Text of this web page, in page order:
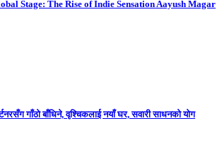
Stage: The Rise of Indie Sensation Aayush Magar
गाँठो बाँधिने, वृश्चिकलाई नयाँ घर, सवारी साधनकाे याेग